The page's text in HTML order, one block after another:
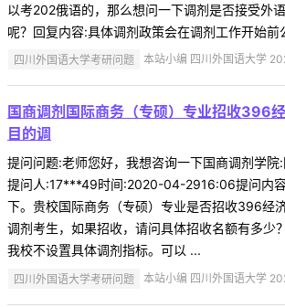
以考202俄语的，那么想问一下调剂是否接受外
呢？回复内容:具体调剂政策会在调剂工作开始前
四川外国语大学考研问题 本站小编 四川外国语大学
国商调剂国际商务（专硕）专业招收396
目的调
提问问题:老师您好，我想咨询一下国商调剂学院
提问人:17***49时间:2020-04-2916:06提问内
下。贵校国际商务（专硕）专业是否招收396经
调剂考生，如果招收，请问具体招收名额有多少
我校不设置具体调剂指标。可以 ...
四川外国语大学考研问题 本站小编 四川外国语大学